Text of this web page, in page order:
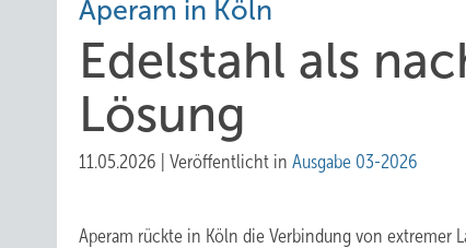
Aperam in Köln
Edelstahl als
Lösun g
11.05.2026 Veröffentlicht in Ausgabe 03-2026
Aperam rückte in Köln die Verbindung von extremer